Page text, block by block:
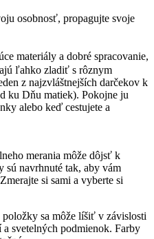
osobnosť, propagujte svoje
materiály a dobré spracovanie,
ľahko zladiť s rôznym
z najzvláštnejších darčekov k
ku Dňu matiek). Pokojne ju
alebo keď cestujete a
merania môže dôjsť k
navrhnuté tak, aby vám
si sami a vyberte si
položky sa môže líšiť v závislosti
svetelných podmienok. Farby